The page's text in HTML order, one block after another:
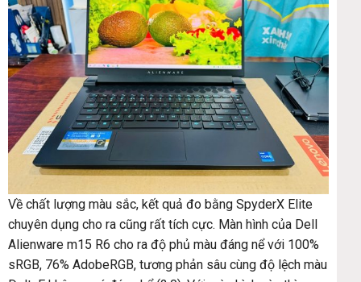
Về chất lượng màu sắc, kết quả đo bằng SpyderX Elite
chuyên dụng cho ra cũng rất tích cực. Màn hình của Dell
Alienware m15 R6 cho ra độ phủ màu đáng nể với 100%
sRGB, 76% AdobeRGB, tương phản sâu cùng độ lệch màu